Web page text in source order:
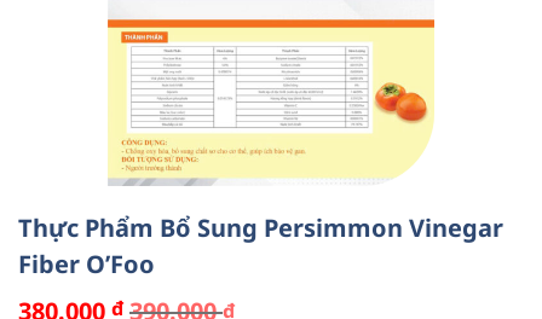
Thực Phẩm Bổ Sung Persimmon Vinegar
Fiber O’Foo
390.000đ
380.000 đ